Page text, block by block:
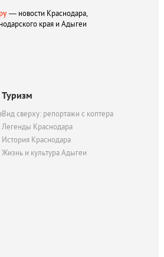
— новости Краснодара,
края и Адыгеи
Туризм
Вид сверху: репортажи с коптера
Легенды Краснодара
История Краснодара
Жизнь и культура Адыгеи